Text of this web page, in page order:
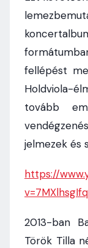
fellépést
Holdviola-
tovább
jelmezek és
https://
2013-ban
Török Tilla